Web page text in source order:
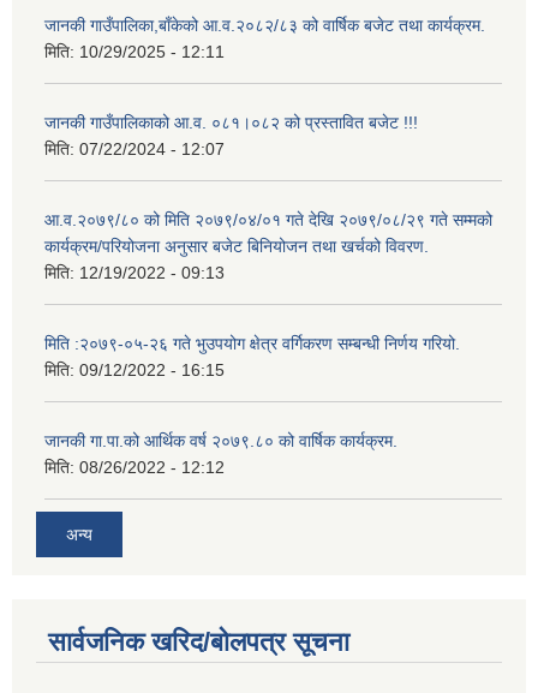
जानकी गाउँपालिका,बाँकेको आ.व.२०८२/८३ को वार्षिक बजेट तथा कार्यक्रम.
मिति: 10/29/2025 - 12:11
जानकी गाउँपालिकाको आ.व. ०८१।०८२ को प्रस्तावित बजेट !!!
मिति: 07/22/2024 - 12:07
आ.व.२०७९/८० को मिति २०७९/०४/०१ गते देखि २०७९/०८/२९ गते सम्मको
कार्यक्रम/परियोजना अनुसार बजेट बिनियोजन तथा खर्चको विवरण.
मिति: 12/19/2022 - 09:13
मिति :२०७९-०५-२६ गते भुउपयोग क्षेत्र वर्गिकरण सम्बन्धी निर्णय गरियो.
मिति: 09/12/2022 - 16:15
जानकी गा.पा.को आर्थिक वर्ष २०७९.८० को वार्षिक कार्यक्रम.
मिति: 08/26/2022 - 12:12
अन्य
सार्वजनिक खरिद/बोलपत्र सूचना